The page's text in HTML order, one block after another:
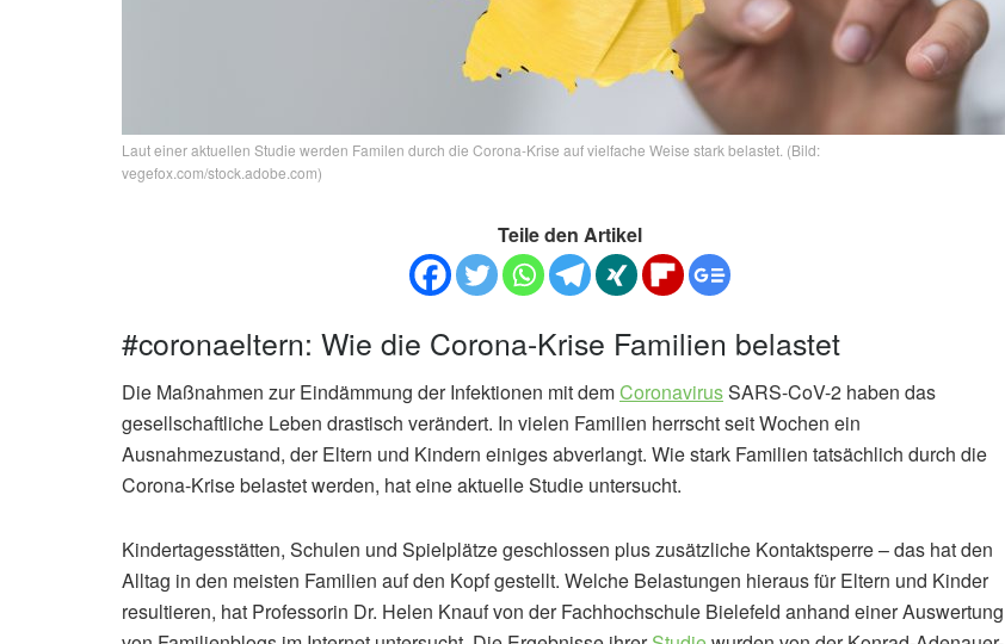
Laut einer aktuellen Studie werden Familen durch die Corona-Krise auf vielfache Weise stark belastet. (Bild:
vegefox.com/stock.adobe.com)
Teile den Artikel
#coronaeltern: Wie die Corona-Krise Familien belastet
Die Maßnahmen zur Eindämmung der Infektionen mit demCoronavirusSARS-CoV-2 haben das
gesellschaftliche Leben drastisch verändert. In vielen Familien herrscht seit Wochen ein
Ausnahmezustand, der Eltern und Kindern einiges abverlangt. Wie stark Familien tatsächlich durch die
Corona-Krise belastet werden, hat eine aktuelle Studie untersucht.
Kindertagesstätten, Schulen und Spielplätze geschlossen plus zusätzliche Kontaktsperre – das hat den
Alltag in den meisten Familien auf den Kopf gestellt. Welche Belastungen hieraus für Eltern und Kinder
resultieren, hat Professorin Dr. Helen Knauf von der Fachhochschule Bielefeld anhand einer Auswertung